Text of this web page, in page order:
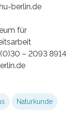
berlin.de
für
– 2093 8914
Naturkunde